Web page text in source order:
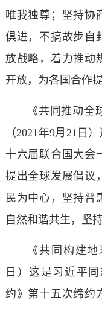
唯我独尊；坚持协
俱进，不搞故步自
放战略，着力推动
开放，为各国合作
《共同推动全
（2021年9月21日
十六届联合国大会
提出全球发展倡议
民为中心，坚持普
自然和谐共生，坚
《共同构建
日）这是习近平
约》第十五次缔约